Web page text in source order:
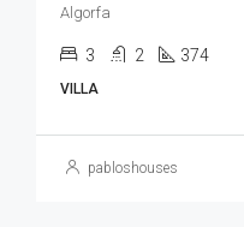
Algorfa
3 2 374
VILLA
pabloshouses